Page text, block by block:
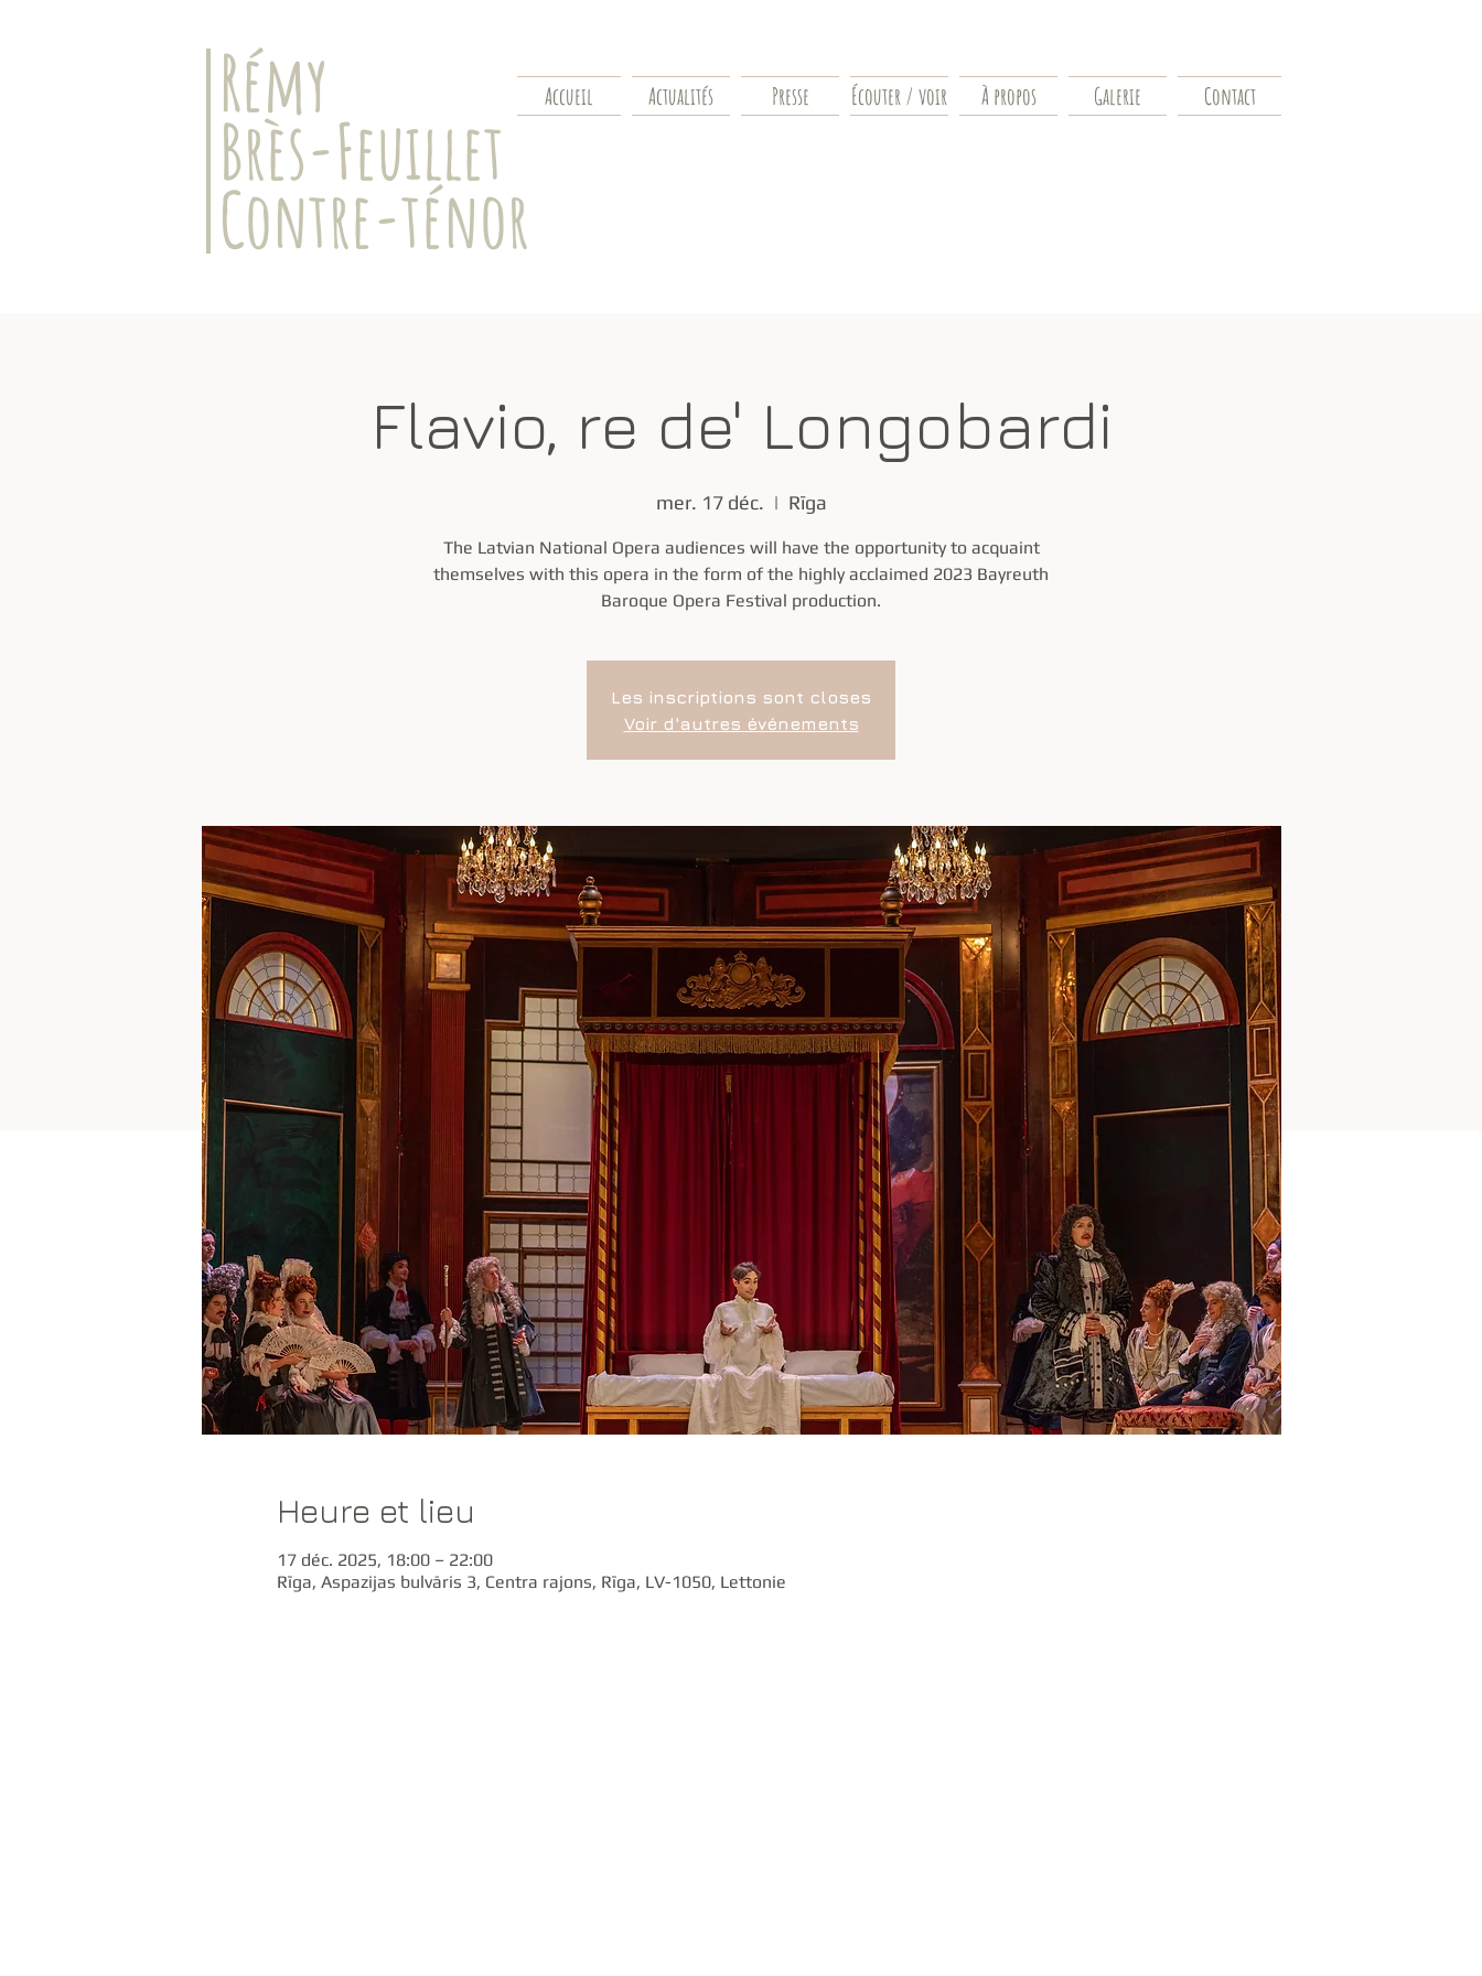
​Rémy
Brès-Feuillet
Contre-ténor
Accueil Actualités Presse Écouter / voir À propos Galerie Contact
Flavio, re de' Longobardi
mer. 17 déc.
  |
Rīga
The Latvian National Opera audiences will have the opportunity to acquaint
themselves with this opera in the form of the highly acclaimed 2023 Bayreuth
Baroque Opera Festival production.
Les inscriptions sont closes
Voir d'autres événements
Heure et lieu
17 déc. 2025, 18:00 – 22:00
Rīga, Aspazijas bulvāris 3, Centra rajons, Rīga, LV-1050, Lettonie